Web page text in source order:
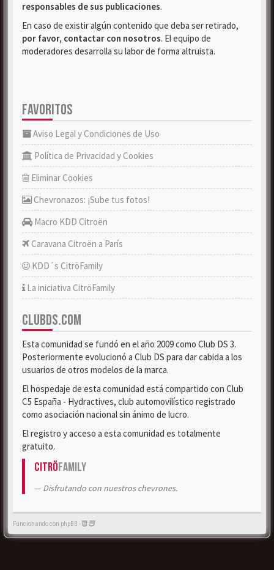
responsables de sus publicaciones.
En caso de existir algún contenido que deba ser retirado,
por favor, contactar con nosotros. El equipo de
moderadores desarrolla su labor de forma altruista.
FAVORITOS
Aviso Legal y Condiciones de Uso
Política de Privacidad y Cookies
Eliminar Cookies
Chevronazos: ¡Sube tus fotos!
Macro KDD Citroën
Caravana Citroën a París
KDD´s CitröFamily
La iniciativa CitröFamily
CLUBDS.COM
Esta comunidad se fundó en el año 2009 como Club DS 3.
Posteriormente evolucionó a Club DS para dar cabida a los
usuarios de otros modelos de la marca.
El hospedaje de esta comunidad está compartido con Club
C5 España - Hydractives, club automovilístico registrado
como asociación nacional sin ánimo de lucro.
El registro y acceso a esta comunidad es totalmente
gratuito.
CitröFamily
Disfrutando con nuestros chevrones.
Funcionando con phpBB -